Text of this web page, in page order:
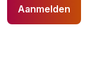
Aanmelden